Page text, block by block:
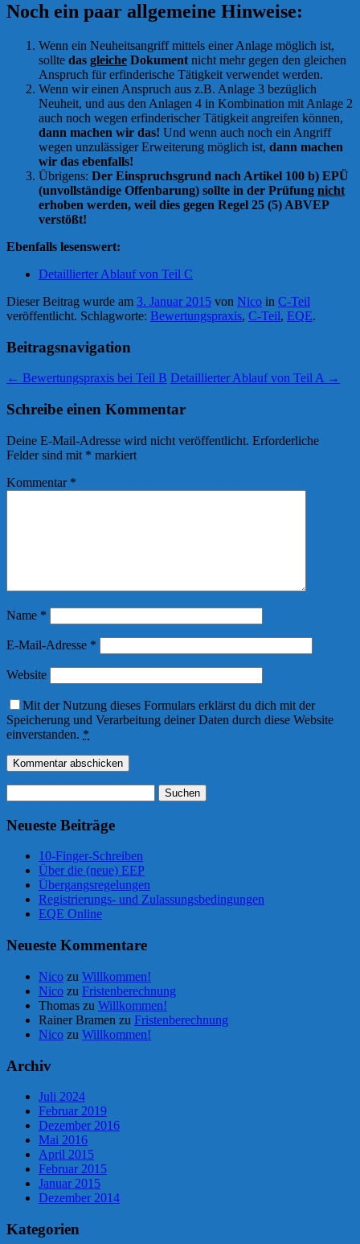
Noch ein paar allgemeine Hinweise:
Wenn ein Neuheitsangriff mittels einer Anlage möglich ist,
sollte das gleiche Dokument nicht mehr gegen den gleichen
Anspruch für erfinderische Tätigkeit verwendet werden.
Wenn wir einen Anspruch aus z.B. Anlage 3 bezüglich
Neuheit, und aus den Anlagen 4 in Kombination mit Anlage 2
auch noch wegen erfinderischer Tätigkeit angreifen können,
dann machen wir das! Und wenn auch noch ein Angriff
wegen unzulässiger Erweiterung möglich ist, dann machen
wir das ebenfalls!
Übrigens: Der Einspruchsgrund nach Artikel 100 b) EPÜ
(unvollständige Offenbarung) sollte in der Prüfung nicht
erhoben werden, weil dies gegen Regel 25 (5) ABVEP
verstößt!
Ebenfalls lesenswert:
Detaillierter Ablauf von Teil C
Dieser Beitrag wurde am 3. Januar 2015 von Nico in C-Teil
veröffentlicht. Schlagworte: Bewertungspraxis, C-Teil, EQE.
Beitragsnavigation
← Bewertungspraxis bei Teil B Detaillierter Ablauf von Teil A →
Schreibe einen Kommentar
Deine E-Mail-Adresse wird nicht veröffentlicht. Erforderliche
Felder sind mit * markiert
Kommentar *
Name *
E-Mail-Adresse *
Website
Mit der Nutzung dieses Formulars erklärst du dich mit der
Speicherung und Verarbeitung deiner Daten durch diese Website
einverstanden. *
nach:
Neueste Beiträge
10-Finger-Schreiben
Über die (neue) EEP
Übergangsregelungen
Registrierungs- und Zulassungsbedingungen
EQE Online
Neueste Kommentare
Nico zu Willkommen!
Nico zu Fristenberechnung
Thomas zu Willkommen!
Rainer Bramen zu Fristenberechnung
Nico zu Willkommen!
Archiv
Juli 2024
Februar 2019
Dezember 2016
Mai 2016
April 2015
Februar 2015
Januar 2015
Dezember 2014
Kategorien